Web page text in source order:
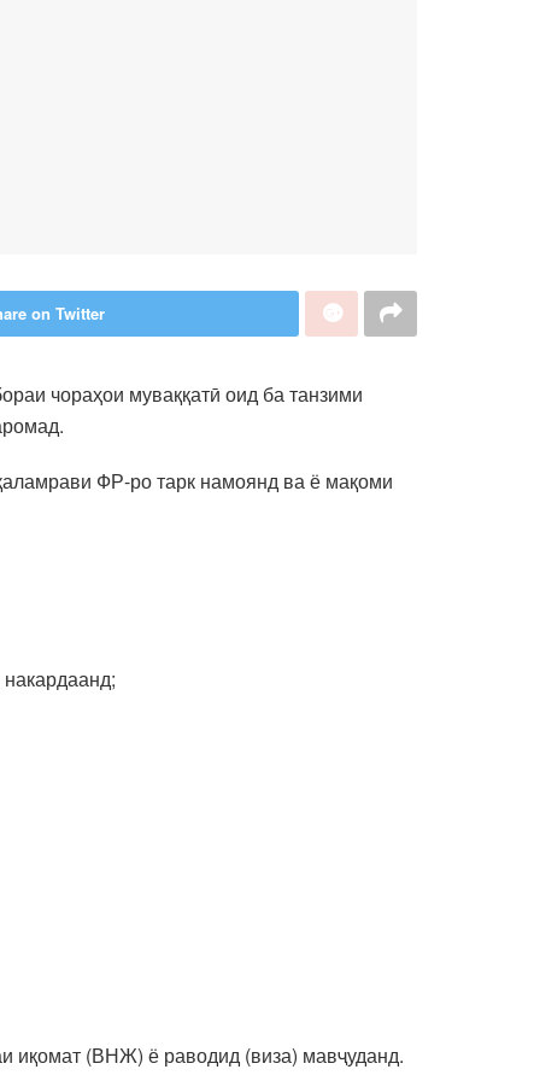
on Twitter
чораҳои муваққатӣ оид ба танзими
ФР-ро тарк намоянд ва ё мақоми
иқомат (ВНЖ) ё раводид (виза) мавҷуданд.